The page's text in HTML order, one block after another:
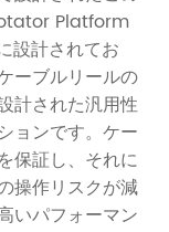
Platform
設計されてお
ーブルリールの
計された汎用性
ョンです。ケー
保証し、それに
操作リスクが減
いパフォーマン